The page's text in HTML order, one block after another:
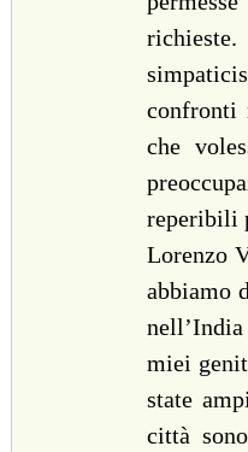
confronti
che
reperibili
Lorenzo
abbiamo
miei
state
città